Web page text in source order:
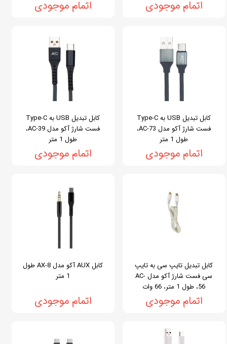
اتمام موجودی اتمام موجودی
کابل تبدیل USB به Type-C
فست شارژ آکو مدل AC-73،
طول 1 متر
اتمام موجودی
کابل تبدیل USB به Type-C
فست شارژ آکو مدل AC-39،
طول 1 متر
اتمام موجودی
کابل تبدیل تایپ سی به تایپ
سی فست شارژ آکو مدل AC-
56، طول 1 متر، 66 وات
اتمام موجودی
کابل AUX آکو مدل AX-8 طول
1 متر
اتمام موجودی